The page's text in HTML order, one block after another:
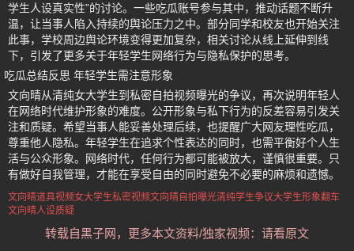
学生人设真实性”的讨论。一些吃瓜账号参与其中，推动话题不断升
温，让当事人陷入持续的舆论压力之中。部分同学和校友也开始关注
此事，学校周边舆论环境变得更加复杂，相关讨论从线上延伸到线
下，引发了更多关于年轻学生网络行为与隐私保护的思考。
吃瓜总结反思 年轻学生需注意形象
文向晴从清纯女大学生到私密自拍视频曝光的争议，再次说明年轻人
在网络时代维护形象的难度。公开形象与私下行为的反差容易引发关
注和质疑。希望当事人能妥善处理后续，也提醒广大网友理性吃瓜，
尊重他人隐私。年轻学生在追求个性表达的同时，也需平衡好个人生
活与公众形象。网络时代，任何行为都可能被放大，谨慎很重要。只
有做好自我管理，才能在享受自由的同时避免不必要的麻烦和遗憾。
文向晴道具视频女大学生私密视频文向晴自拍曝光清纯学生争议大学生形象翻车
文向晴人设质疑
转载自黑子网，更多本文资料/独家视频：请看原文